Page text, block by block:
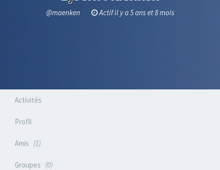
@maenken Actif il y a 5 ans et 8 mois
Activités
Profil
Amis 1
Groupes 0